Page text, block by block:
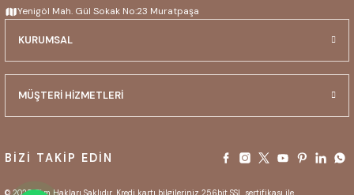
Yenigöl Mah. Gül Sokak No:23 Muratpaşa
KURUMSAL
MÜŞTERİ HİZMETLERİ
BİZİ TAKİP EDİN